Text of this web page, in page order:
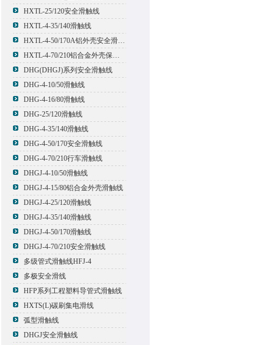
HXTL-25/120安全滑触线
HXTL-4-35/140滑触线
HXTL-4-50/170A铝外壳安全滑触线
HXTL-4-70/210铝合金外壳保护多极管式滑触线
DHG(DHGJ)系列安全滑触线
DHG-4-10/50滑触线
DHG-4-16/80滑触线
DHG-25/120滑触线
DHG-4-35/140滑触线
DHG-4-50/170安全滑触线
DHG-4-70/210行车滑触线
DHGJ-4-10/50滑触线
DHGJ-4-15/80铝合金外壳滑触线
DHGJ-4-25/120滑触线
DHGJ-4-35/140滑触线
DHGJ-4-50/170滑触线
DHGJ-4-70/210安全滑触线
多级管式滑触线HFJ-4
多极安全滑线
HFP系列工程塑料导管式滑触线
HXTS(L)碳刷集电滑线
弧型滑触线
DHGJ安全滑触线